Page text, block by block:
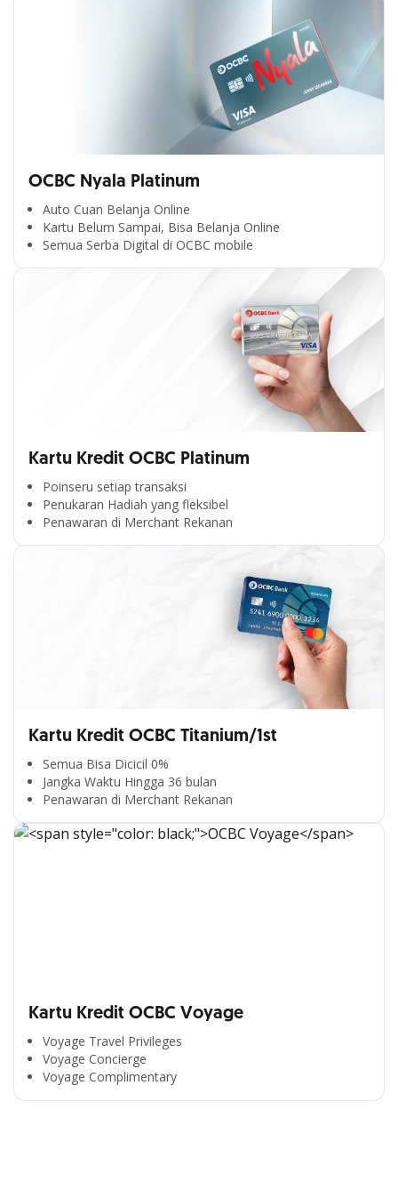
OCBC Nyala Platinum
Auto Cuan Belanja Online
Kartu Belum Sampai, Bisa Belanja Online
Semua Serba Digital di OCBC mobile
Kartu Kredit OCBC Platinum
Poinseru setiap transaksi
Penukaran Hadiah yang fleksibel
Penawaran di Merchant Rekanan
Kartu Kredit OCBC Titanium/1st
Semua Bisa Dicicil 0%
Jangka Waktu Hingga 36 bulan
Penawaran di Merchant Rekanan
Kartu Kredit OCBC Voyage
Voyage Travel Privileges
Voyage Concierge
Voyage Complimentary
Segala Kemudahan Ada
di Satu Genggaman